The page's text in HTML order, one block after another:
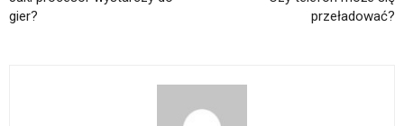
gier?
przeładować?